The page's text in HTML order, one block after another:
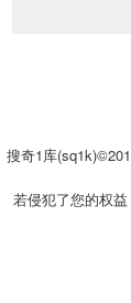
搜奇1库
若侵犯了您的权